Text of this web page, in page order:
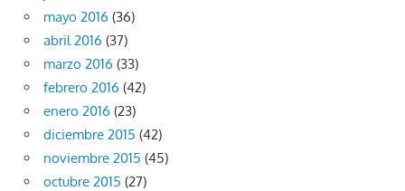
mayo 2016 (36)
abril 2016 (37)
marzo 2016 (33)
febrero 2016 (42)
enero 2016 (23)
diciembre 2015 (42)
noviembre 2015 (45)
octubre 2015 (27)